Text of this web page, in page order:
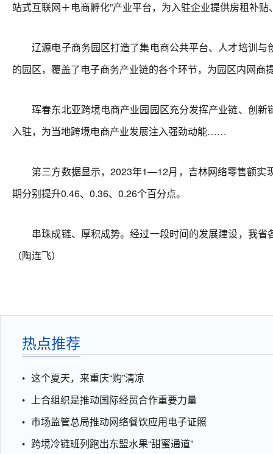
站式互联网＋电商孵化”产业平台，为入驻企业提供房租补
辽源电子商务园区打造了集电商公共平台、人才培训与
的园区，覆盖了电子商务产业链的各个环节，为园区内网商
珲春东北亚跨境电商产业园园区充分发挥产业链、创新
入驻，为当地跨境电商产业发展注入强劲动能……
第三方数据显示，2023年1—12月，吉林网络零售额实
期分别提升0.46、0.36、0.26个百分点。
串珠成链、厚积成势。经过一段时间的发展建设，我省
（陶连飞）
热点推荐
这个夏天，来重庆“购”清凉
上合组织是推动国际经贸合作重要力量
市场监管总局推动网络餐饮应用电子证照
跨境冷链班列跑出东盟水果“甜蜜通道”